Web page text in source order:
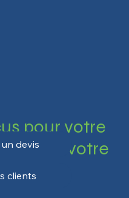
pour votre
et votre
devis
clients